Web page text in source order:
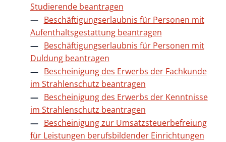
Studierende beantragen
Beschäftigungserlaubnis für Personen mit
Aufenthaltsgestattung beantragen
Beschäftigungserlaubnis für Personen mit
Duldung beantragen
Bescheinigung des Erwerbs der Fachkunde
im Strahlenschutz beantragen
Bescheinigung des Erwerbs der Kenntnisse
im Strahlenschutz beantragen
Bescheinigung zur Umsatzsteuerbefreiung
für Leistungen berufsbildender Einrichtungen